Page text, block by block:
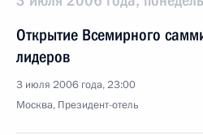
Открытие Всемирного
лидеров
3 июля 2006 года, 23:00
Москва, Президент-отель